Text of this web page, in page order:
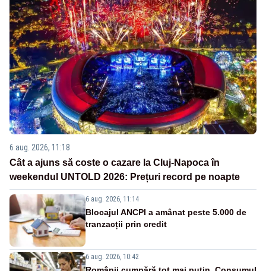
6 aug. 2026, 11:18
Cât a ajuns să coste o cazare la Cluj-Napoca în
weekendul UNTOLD 2026: Prețuri record pe noapte
6 aug. 2026, 11:14
Blocajul ANCPI a amânat peste 5.000 de
tranzacții prin credit
6 aug. 2026, 10:42